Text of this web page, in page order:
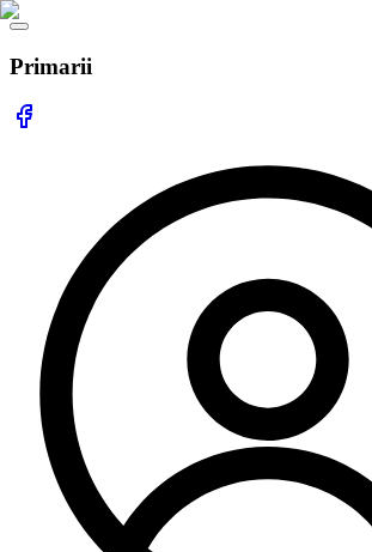
Primarii